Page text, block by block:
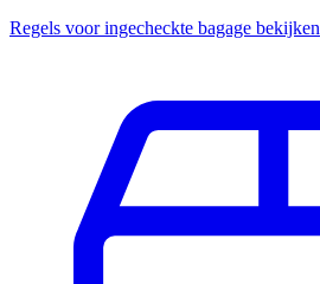
Regels voor ingecheckte bagage bekijken